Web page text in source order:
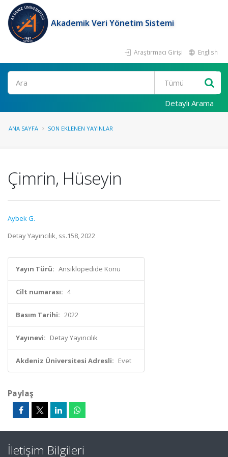
Akademik Veri Yönetim Sistemi
Araştırmacı Girişi English
Ara
Detaylı Arama
ANA SAYFA SON EKLENEN YAYINLAR
Çimrin, Hüseyin
Aybek G.
Detay Yayıncılık, ss.158, 2022
Yayın Türü: Ansiklopedide Konu
Cilt numarası: 4
Basım Tarihi: 2022
Yayınevi: Detay Yayıncılık
Akdeniz Üniversitesi Adresli: Evet
Paylaş
İletişim Bilgileri